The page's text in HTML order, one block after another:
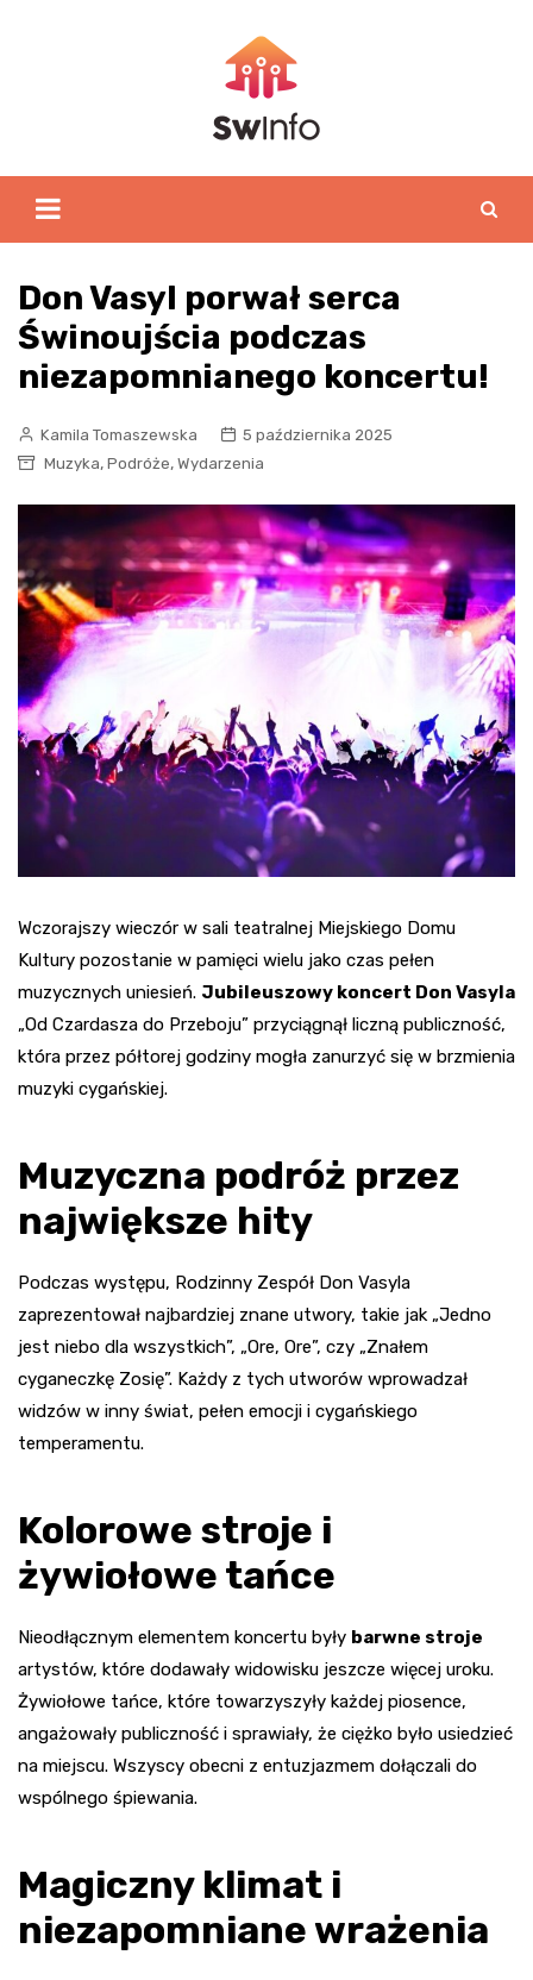
Don Vasyl porwał serca
Świnoujścia podczas
niezapomnianego koncertu!
Kamila Tomaszewska
5 października 2025
Muzyka, Podróże, Wydarzenia
Wczorajszy wieczór w sali teatralnej Miejskiego Domu
Kultury pozostanie w pamięci wielu jako czas pełen
muzycznych uniesień. Jubileuszowy koncert Don Vasyla
„Od Czardasza do Przeboju” przyciągnął liczną publiczność,
która przez półtorej godziny mogła zanurzyć się w brzmienia
muzyki cygańskiej.
Muzyczna podróż przez
największe hity
Podczas występu, Rodzinny Zespół Don Vasyla
zaprezentował najbardziej znane utwory, takie jak „Jedno
jest niebo dla wszystkich”, „Ore, Ore”, czy „Znałem
cyganeczkę Zosię”. Każdy z tych utworów wprowadzał
widzów w inny świat, pełen emocji i cygańskiego
temperamentu.
Kolorowe stroje i
żywiołowe tańce
Nieodłącznym elementem koncertu były barwne stroje
artystów, które dodawały widowisku jeszcze więcej uroku.
Żywiołowe tańce, które towarzyszyły każdej piosence,
angażowały publiczność i sprawiały, że ciężko było usiedzieć
na miejscu. Wszyscy obecni z entuzjazmem dołączali do
wspólnego śpiewania.
Magiczny klimat i
niezapomniane wrażenia